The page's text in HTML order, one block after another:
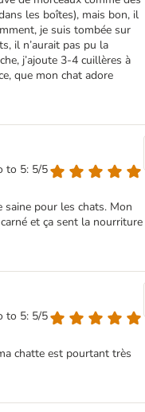
les boîtes), mais bon, il
je suis tombée sur
il n’aurait pas pu la
j’ajoute 3-4 cuillères à
que mon chat adore
to 5: 5/5
pour les chats. Mon
et ça sent la nourriture
to 5: 5/5
chatte est pourtant très